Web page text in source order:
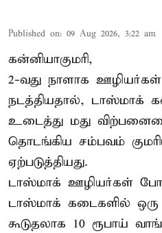
Published on: 09 Aug 2026, 3:22 am
கன்னியாகுமரி,
2-வது நாளாக
நடத்தியதால், டாஸ்மாக்
உடைத்து மது
தொடங்கிய சம்பவம்
ஏற்படுத்தியது.
டாஸ்மாக் ஊழியர்கள்
டாஸ்மாக் கடைகளில் ஒரு
கூடுதலாக 10 ரூபாய்